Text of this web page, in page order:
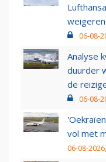
weigeren
06-08-
Analyse
duurder
de
06-08-
vol met
06-08-